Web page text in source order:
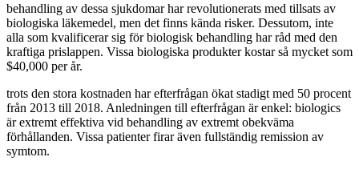
behandling av dessa sjukdomar har revolutionerats med tillsats av
biologiska läkemedel, men det finns kända risker. Dessutom, inte
alla som kvalificerar sig för biologisk behandling har råd med den
kraftiga prislappen. Vissa biologiska produkter kostar så mycket som
$40,000 per år.
trots den stora kostnaden har efterfrågan ökat stadigt med 50 procent
från 2013 till 2018. Anledningen till efterfrågan är enkel: biologics
är extremt effektiva vid behandling av extremt obekväma
förhållanden. Vissa patienter firar även fullständig remission av
symtom.